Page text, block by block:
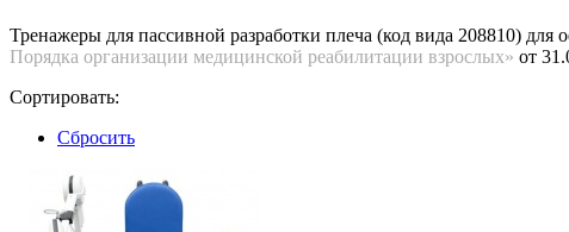
Тренажеры для пассивной разработки плеча (код вида 208810)
Порядка организации медицинской реабилитации взрослых» от
Сортировать:
Сбросить